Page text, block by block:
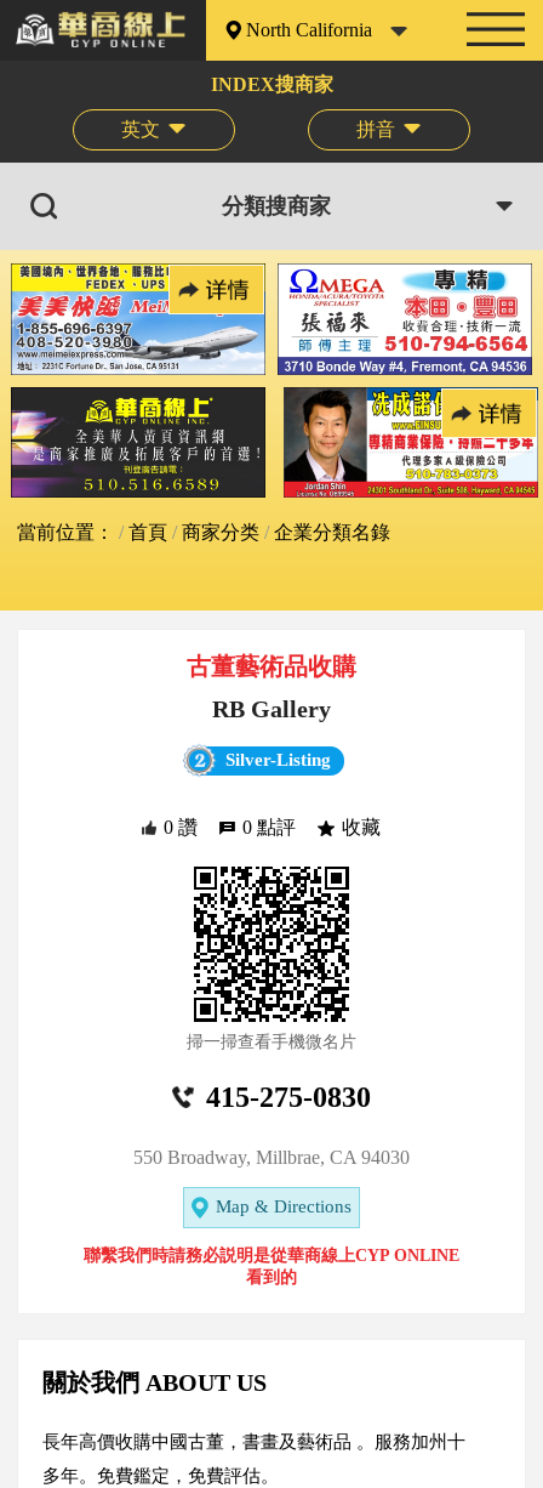
North California
INDEX搜商家
英文 拼音
分類搜商家
當前位置： 首頁 商家分类 企業分類名錄
古董藝術品收購
RB Gallery
Silver-Listing
0 讚 0 點評 收藏
掃一掃查看手機微名片
415-275-0830
550 Broadway, Millbrae, CA 94030
Map & Directions
聯繫我們時請務必説明是從華商線上CYP ONLINE
看到的
關於我們 ABOUT US
長年高價收購中國古董，書畫及藝術品 。服務加州十
多年。免費鑑定，免費評估。